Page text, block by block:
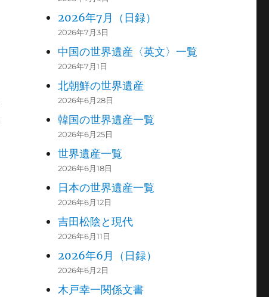
2026年7月（日録）
2026年7月3日
中国の世界遺産〈英文〉一覧
2026年7月1日
北朝鮮の世界遺産
2026年6月28日
韓国の世界遺産一覧
2026年6月25日
世界遺産一覧
2026年6月18日
日本の世界遺産一覧
2026年6月12日
吉田松陰と現代
2026年6月11日
2026年6月（日録）
2026年6月2日
木戸幸一関係文書